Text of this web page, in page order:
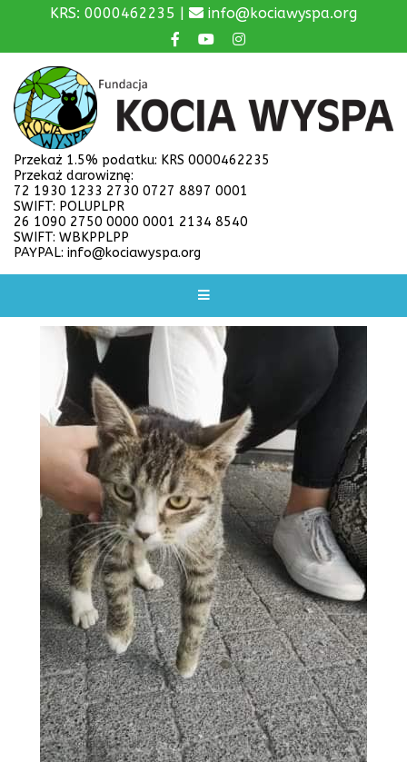
KRS: 0000462235 | info@kociawyspa.org
Przekaż 1.5% podatku: KRS 0000462235
Przekaż darowiznę:
72 1930 1233 2730 0727 8897 0001
SWIFT: POLUPLPR
26 1090 2750 0000 0001 2134 8540
SWIFT: WBKPPLPP
PAYPAL: info@kociawyspa.org